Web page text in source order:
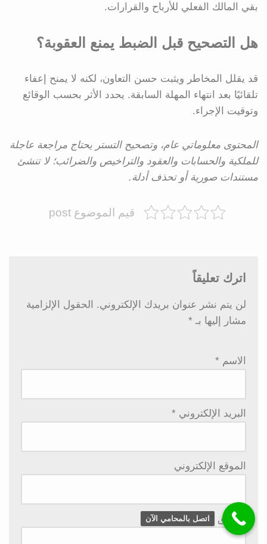
بقي المالك الفعلي للأرباح والقرارات.
هل التصحيح قبل الضبط يمنع العقوبة؟
قد يقلل المخاطر ويثبت حسن التعاون، لكنه لا يمنح إعفاء
تلقائيًا بعد انتهاء المهلة السابقة. يحدد الأثر بحسب الوقائع
وتوقيت الإجراء.
المحتوى معلوماتي عام، وتصحيح التستر يحتاج مراجعة عاجلة
للملكية والحسابات والعقود والتراخيص والضرائب؛ لا تنشئ
مستندات صورية أو تحذف أدلة.
قيم الموضوع post
اترك تعليقاً
لن يتم نشر عنوان بريدك الإلكتروني.
الحقول الإلزامية
مشار إليها بـ *
الاسم *
البريد الإلكتروني *
الموقع الإلكتروني
التعليق اتصل بالمحامي الآن